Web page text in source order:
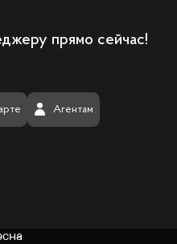
прямо сейчас!
Агентам